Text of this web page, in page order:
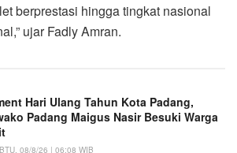
berprestasi hingga tingkat nasional
ujar Fadly Amran.
Hari Ulang Tahun Kota Padang,
Padang Maigus Nasir Besuki Warga
08/8/26 | 06:08 WIB